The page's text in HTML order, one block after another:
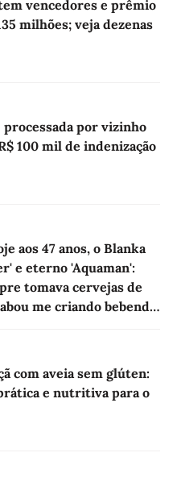
vencedores e prêmio
milhões; veja dezenas
processada por vizinho
100 mil de indenização
aos 47 anos, o Blanka
e eterno 'Aquaman':
tomava cervejas de
me criando bebendo
com aveia sem glúten:
e nutritiva para o